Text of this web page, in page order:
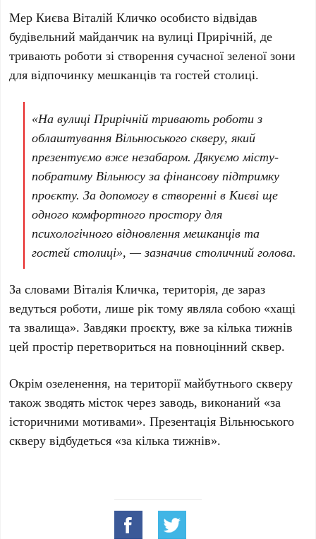
Мер КиєваВіталій Кличко особисто відвідав
будівельний майданчик навулиці Прирічній, де
тривають роботи зі створення сучасної зеленої зони
для відпочинку мешканців та гостей столиці.
«На вулиці Прирічній тривають роботи з
облаштування Вільнюського скверу, який
презентуємо вже незабаром. Дякуємо місту-
побратиму Вільнюсу за фінансову підтримку
проєкту. За допомогу в створенні в Києві ще
одного комфортного простору для
психологічного відновлення мешканців та
гостей столиці», — зазначив столичний голова.
За словамиВіталія Кличка, територія, де зараз
ведуться роботи, лише рік тому являла собою «хащі
та звалища». Завдяки проєкту, вже за кілька тижнів
цей простір перетвориться на повноцінний сквер.
Окрім озеленення, на території майбутнього скверу
також зводять місток через заводь, виконаний «за
історичними мотивами». ПрезентаціяВільнюського
скверу відбудеться «за кілька тижнів».